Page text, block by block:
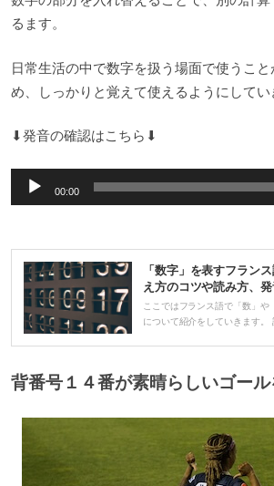
るます。
日常生活の中で数字を扱う場面で使うこ
め、しっかりと覚えて使えるようにしてい
⬇︎発音の確認はこちら⬇︎
声
ー
ー
00:00
「数字」を表すフラン
え方のコツや読み方、
ここではフランス語で「数」
について紹介をしていきます。
背番号１４番が素晴らしいゴー